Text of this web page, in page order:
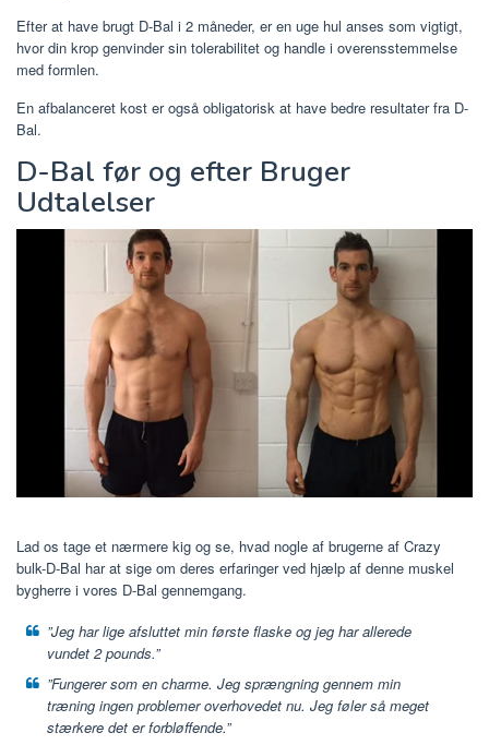
Efter at have brugt D-Bal i 2 måneder, er en uge hul anses som vigtigt,
hvor din krop genvinder sin tolerabilitet og handle i overensstemmelse
med formlen.
En afbalanceret kost er også obligatorisk at have bedre resultater fra D-
Bal.
D-Bal før og efter Bruger
Udtalelser
Lad os tage et nærmere kig og se, hvad nogle af brugerne af Crazy
bulk-D-Bal har at sige om deres erfaringer ved hjælp af denne muskel
bygherre i vores D-Bal gennemgang.
”Jeg har lige afsluttet min første flaske og jeg har allerede
vundet 2 pounds.”
”Fungerer som en charme. Jeg sprængning gennem min
træning ingen problemer overhovedet nu. Jeg føler så meget
stærkere det er forbløffende.”